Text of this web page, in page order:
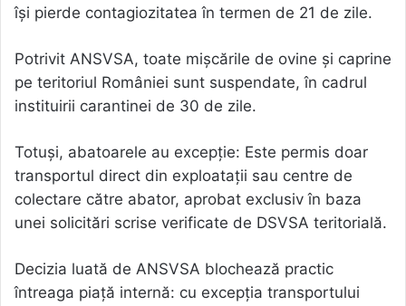
își pierde contagiozitatea în termen de 21 de zile.
Potrivit ANSVSA, toate mișcările de ovine și caprine
pe teritoriul României sunt suspendate, în cadrul
instituirii carantinei de 30 de zile.
Totuși, abatoarele au excepție: Este permis doar
transportul direct din exploatații sau centre de
colectare către abator, aprobat exclusiv în baza
unei solicitări scrise verificate de DSVSA teritorială.
Decizia luată de ANSVSA blochează practic
întreaga piață internă: cu excepția transportului